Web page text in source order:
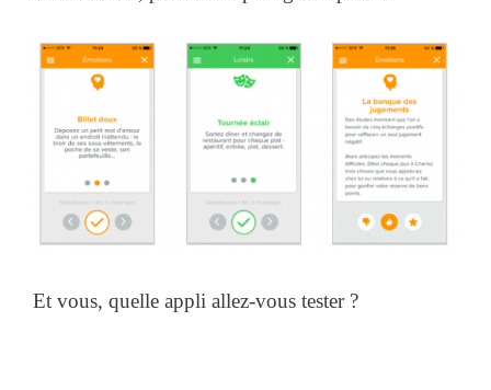
Et vous, quelle appli allez-vous tester ?